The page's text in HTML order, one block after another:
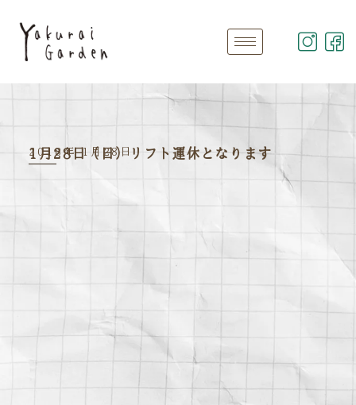
2018年 1月28日
1月28日（日）リフト運休となります